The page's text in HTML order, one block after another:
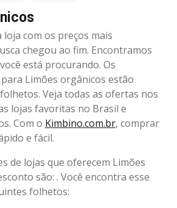
loja com os preços mais
chegou ao fim. Encontramos
está procurando. Os
Limões orgânicos estão
Veja todas as ofertas nos
lojas favoritas no Brasil e
Com o Kimbino.com.br, comprar
e fácil.
de lojas que oferecem Limões
são: . Você encontra esse
folhetos: